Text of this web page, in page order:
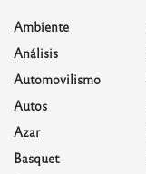
Ambiente
Análisis
Automovilismo
Autos
Azar
Basquet